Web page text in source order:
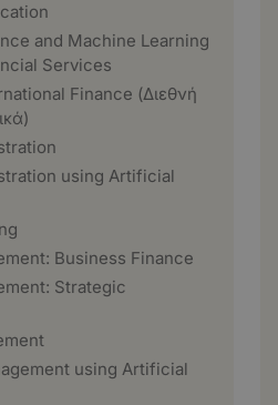
and Machine Learning
Services
Finance (Διεθνή
using Artificial
Business Finance
Strategic
using Artificial